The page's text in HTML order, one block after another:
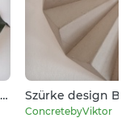
Szürke design
mutatókkal
ConcretebyViktor